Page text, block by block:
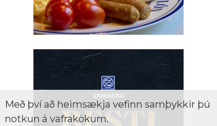
Með því að heimsækja vefinn samþykkir þú
notkun á vafrakökum.